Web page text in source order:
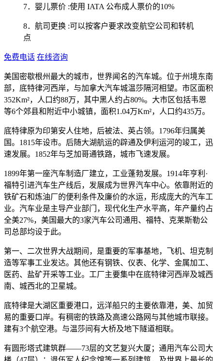
7．婴儿票价 :使用 IATA 公布成人票价的10%
8．航司更换 :可以按客户要求改变航空公司和转机
点
免费电话 在线咨询
美国密歇根州最大的城市，世界闻名的汽车城。位于州境东南
部，底特律河西岸，与加拿大汽车城温莎隔河相望。市区面积
352Km²，人口约88万，其中黑人约占80%。大市区包括韦恩
等6个郊县和附近中小城镇，面积1.04万Km²，人口约435万。
底特律原为印第安人住地，后被法、英占领。1796年归属美
国。1815年设市。后随大湖航运的辟通及伊利运河的竣工，迅
速发展。1852年与芝加哥通铁路，城市飞速发展。
1899年第一座汽车制造厂建立，工业蓬勃发展。1914年亨利·
福特引进汽车生产线后，发展成为世界汽车中心。依靠附近的
铁矿石和炼油厂的便利条件及廉价的水运，形成庞大的汽车工
业。汽车业是主导产业部门，现代化生产水平高，年产量约占
全美27%，美国最大的3家汽车公司通用、福特、克莱斯勒公
司总部均设于此。
第一、二次世界大战期间，是重要的军事基地，飞机、坦克制
造等军事工业发达。其他还有钢铁、仪表、化学、金属加工、
医药、盐矿开采等工业。工厂主要集中在底特律河西岸及城西
南、城西北的卫星城。
底特律是大湖区重要港口，远洋船只的主要依靠港，美、加贸
易的重要口岸。有稠密的铁路及高速公路网与其他城市联接。
建有3个航空港。与温莎间有大桥及地下隧道相联。
有圆形塔式建筑群——73层的文艺复兴大厦；通用汽车公司大